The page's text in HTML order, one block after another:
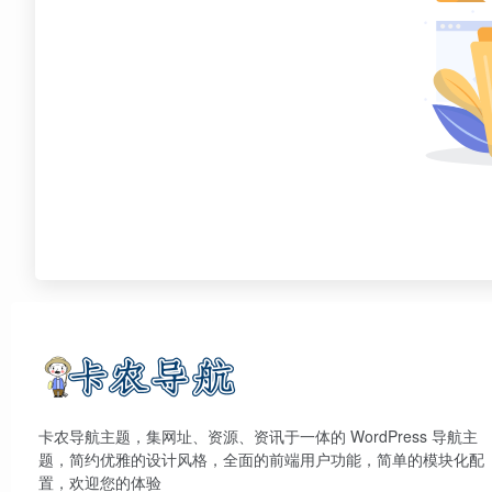
卡农导航主题，集网址、资源、资讯于一体的 WordPress 导航主
题，简约优雅的设计风格，全面的前端用户功能，简单的模块化配
置，欢迎您的体验